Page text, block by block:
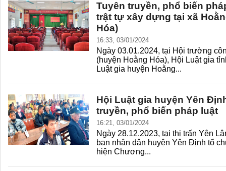
Tuyên truyền, phổ biến
trật tự xây dựng tại xã
Hóa)
16:33, 03/01/2024
Ngày 03.01.2024, tại Hội trường
(huyện Hoằng Hóa), Hội Luật gia
Luật gia huyện Hoằng...
Hội Luật gia huyện Yên
truyền, phổ biến pháp luật
16:21, 03/01/2024
Ngày 28.12.2023, tại thị trấn Yên
ban nhân dân huyện Yên Định tổ
hiện Chương...